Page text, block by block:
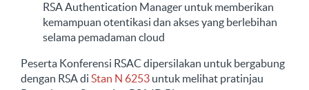
RSA Authentication Manager untuk memberikan
kemampuan otentikasi dan akses yang berlebihan
selama pemadaman cloud
Peserta Konferensi RSAC dipersilakan untuk bergabung
dengan RSA di Stan N 6253 untuk melihat pratinjau